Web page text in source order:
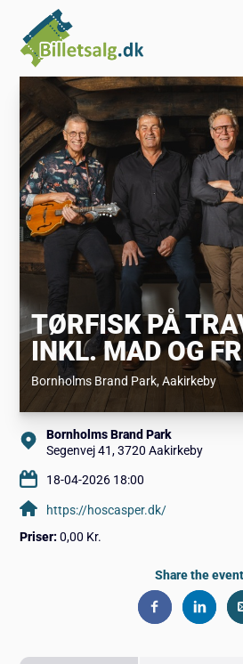
TØRFISK PÅ
INKL. MAD OG
Bornholms Brand Park, Aakirkeby
Bornholms Brand Park
Segenvej 41, 3720 Aakirkeby
18-04-2026 18:00
https://hoscasper.dk/
Priser: 0,00 Kr.
Share the event